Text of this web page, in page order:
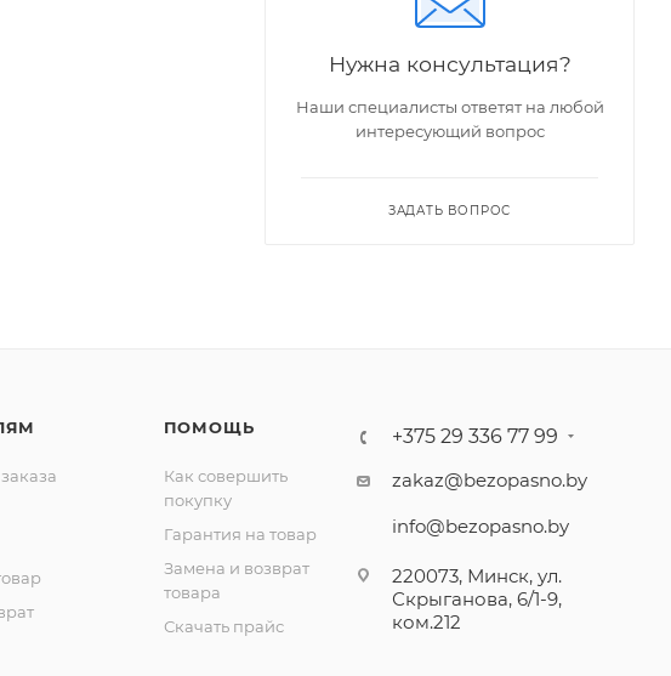
Нужна консультация?
Наши специалисты ответят на любой
интересующий вопрос
ЗАДАТЬ ВОПРОС
ПОМОЩЬ
Как совершить
покупку
Гарантия на товар
Замена и возврат
товара
Скачать прайс
+375 29 336 77 99
zakaz@bezopasno.by
info@bezopasno.by
220073, Минск, ул.
Скрыганова, 6/1-9,
ком.212